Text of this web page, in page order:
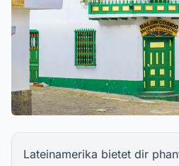
Lateinamerika bietet dir